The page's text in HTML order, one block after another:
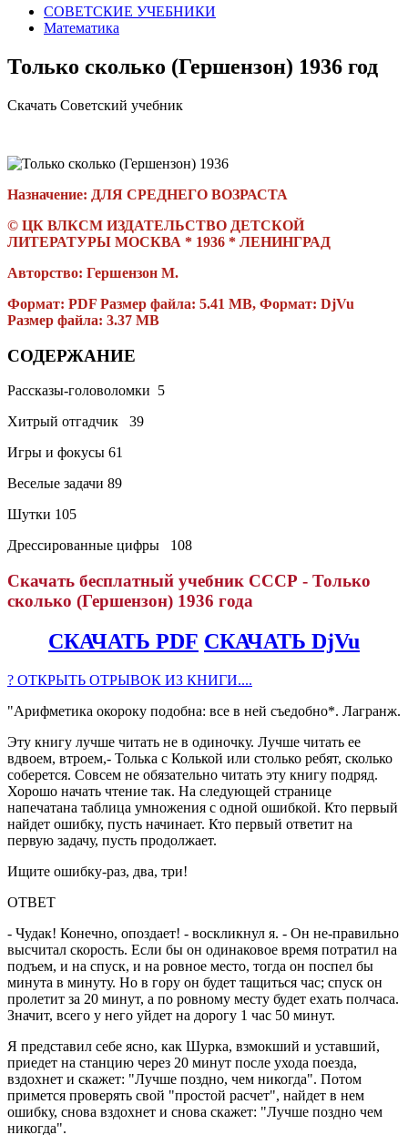
СОВЕТСКИЕ УЧЕБНИКИ
Математика
Только сколько (Гершензон) 1936 год
Скачать Советский учебник
Назначение: ДЛЯ СРЕДНЕГО ВОЗРАСТА
© ЦК ВЛКСМ ИЗДАТЕЛЬСТВО ДЕТСКОЙ
ЛИТЕРАТУРЫ МОСКВА * 1936 * ЛЕНИНГРАД
Авторство: Гершензон М.
Формат: PDF Размер файла: 5.41 MB, Формат: DjVu
Размер файла: 3.37 MB
СОДЕРЖАНИЕ
Рассказы-головоломки 5
Хитрый отгадчик 39
Игры и фокусы 61
Веселые задачи 89
Шутки 105
Дрессированные цифры 108
Скачать бесплатный учебник СССР - Только
сколько (Гершензон) 1936 года
СКАЧАТЬ PDF СКАЧАТЬ DjVu
? ОТКРЫТЬ ОТРЫВОК ИЗ КНИГИ....
"Арифметика окороку подобна: все в ней съедобно*. Лагранж.
Эту книгу лучше читать не в одиночку. Лучше читать ее
вдвоем, втроем,- Толька с Колькой или столько ребят, сколько
соберется. Совсем не обязательно читать эту книгу подряд.
Хорошо начать чтение так. На следующей странице
напечатана таблица умножения с одной ошибкой. Кто первый
найдет ошибку, пусть начинает. Кто первый ответит на
первую задачу, пусть продолжает.
Ищите ошибку-раз, два, три!
ОТВЕТ
- Чудак! Конечно, опоздает! - воскликнул я. - Он не-правильно
высчитал скорость. Если бы он одинаковое время потратил на
подъем, и на спуск, и на ровное место, тогда он поспел бы
минута в минуту. Но в гору он будет тащиться час; спуск он
пролетит за 20 минут, а по ровному месту будет ехать полчаса.
Значит, всего у него уйдет на дорогу 1 час 50 минут.
Я представил себе ясно, как Шурка, взмокший и уставший,
приедет на станцию через 20 минут после ухода поезда,
вздохнет и скажет: "Лучше поздно, чем никогда". Потом
примется проверять свой "простой расчет", найдет в нем
ошибку, снова вздохнет и снова скажет: "Лучше поздно чем
никогда".